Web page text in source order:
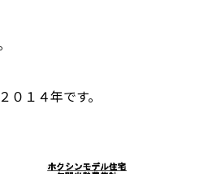
１４年です。